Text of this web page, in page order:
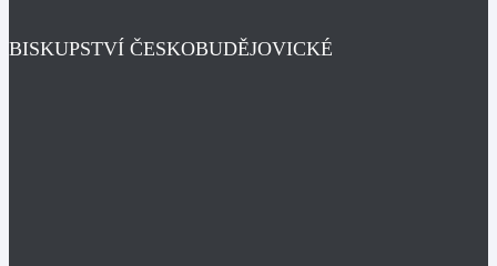
BISKUPSTVÍ ČESKOBUDĚJOVICKÉ